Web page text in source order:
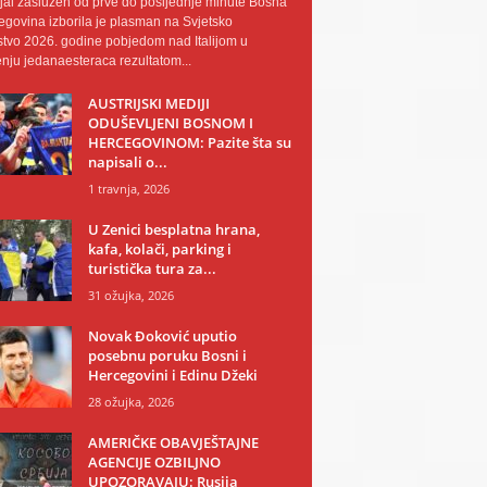
izborila je plasman na Svjetsko
2026. godine pobjedom nad Italijom u
jedanaesteraca rezultatom...
AUSTRIJSKI MEDIJI
ODUŠEVLJENI BOSNOM I
HERCEGOVINOM: Pazite šta su
napisali o...
1 travnja, 2026
U Zenici besplatna hrana,
kafa, kolači, parking i
turistička tura za...
31 ožujka, 2026
Novak Đoković uputio
posebnu poruku Bosni i
Hercegovini i Edinu Džeki
28 ožujka, 2026
AMERIČKE OBAVJEŠTAJNE
AGENCIJE OZBILJNO
UPOZORAVAJU: Rusija